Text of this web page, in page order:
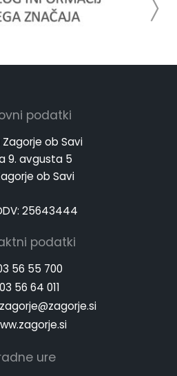
podatki
ob Savi
9. avgusta 5
ob Savi
25643444
podatki
56 55 700
03 56 64 011
ure